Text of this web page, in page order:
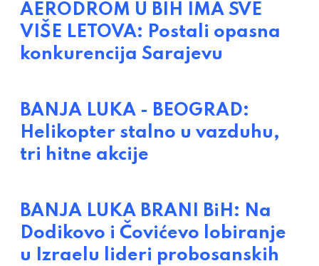
AERODROM U BIH IMA SVE
VIŠE LETOVA: Postali opasna
konkurencija Sarajevu
BANJA LUKA - BEOGRAD:
Helikopter stalno u vazduhu,
tri hitne akcije
BANJA LUKA BRANI BiH: Na
Dodikovo i Čovićevo lobiranje
u Izraelu lideri probosanskih